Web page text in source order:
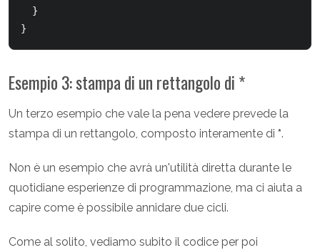
}
Esempio 3: stampa di un rettangolo di *
Un terzo esempio che vale la pena vedere prevede la
stampa di un rettangolo, composto interamente di *.
Non è un esempio che avrà un'utilità diretta durante le
quotidiane esperienze di programmazione, ma ci aiuta a
capire come è possibile annidare due cicli.
Come al solito, vediamo subito il codice per poi